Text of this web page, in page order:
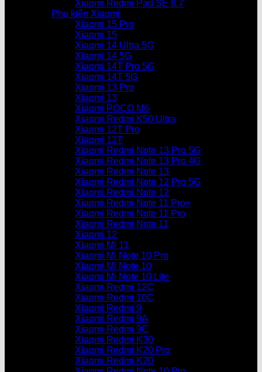
Xiaomi Redmi Pad SE 8.7
Phụ kiện Xiaomi
Xiaomi 15 Pro
Xiaomi 15
Xiaomi 14 Ultra 5G
Xiaomi 14 5G
Xiaomi 14T Pro 5G
Xiaomi 14T 5G
Xiaomi 13 Pro
Xiaomi 13
Xiaomi POCO M6
Xiaomi Redmi K50 Ultra
Xiaomi 12T Pro
Xiaomi 12T
Xiaomi Redmi Note 13 Pro 5G
Xiaomi Redmi Note 13 Pro 4G
Xiaomi Redmi Note 13
Xiaomi Redmi Note 12 Pro 5G
Xiaomi Redmi Note 12
Xiaomi Redmi Note 11 Pro+
Xiaomi Redmi Note 11 Pro
Xiaomi Redmi Note 11
Xiaomi 12
Xiaomi Mi 11
Xiaomi Mi Note 10 Pro
Xiaomi Mi Note 10
Xiaomi Mi Note 10 Lite
Xiaomi Redmi 12C
Xiaomi Redmi 10C
Xiaomi Redmi 9
Xiaomi Redmi 9A
Xiaomi Redmi 9C
Xiaomi Redmi K30
Xiaomi Redmi K20 Pro
Xiaomi Redmi K20